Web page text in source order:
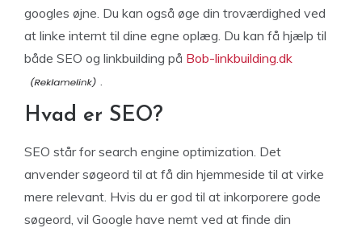
googles øjne. Du kan også øge din troværdighed ved
at linke internt til dine egne oplæg. Du kan få hjælp til
både SEO og linkbuilding på Bob-linkbuilding.dk
.
Hvad er SEO?
SEO står for search engine optimization. Det
anvender søgeord til at få din hjemmeside til at virke
mere relevant. Hvis du er god til at inkorporere gode
søgeord, vil Google have nemt ved at finde din